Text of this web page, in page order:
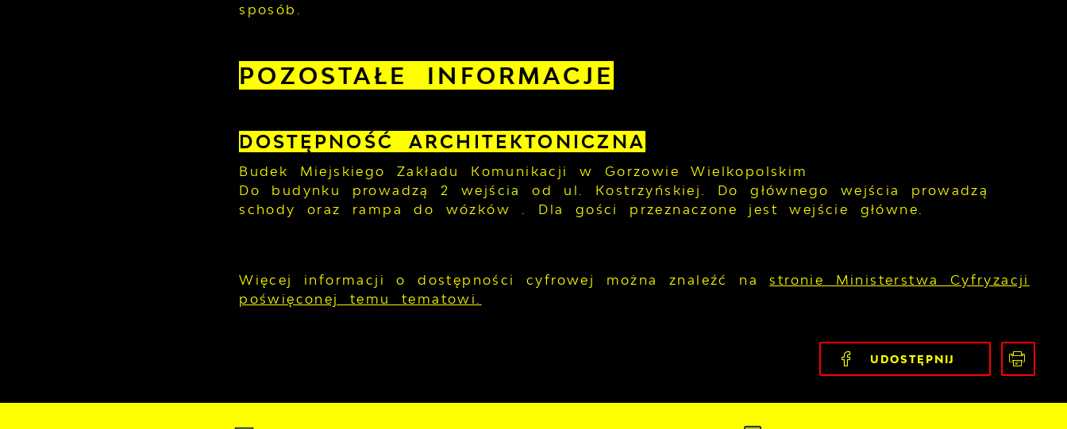
sposób.
POZOSTAŁE INFORMACJE
DOSTĘPNOŚĆ ARCHITEKTONICZNA
Budek Miejskiego Zakładu Komunikacji w Gorzowie Wielkopolskim
Do budynku prowadzą 2 wejścia od ul. Kostrzyńskiej. Do głównego wejścia prowadzą
schody oraz rampa do wózków . Dla gości przeznaczone jest wejście główne.
Więcej informacji o dostępności cyfrowej można znaleźć nastronie Ministerstwa Cyfryzacji
poświęconej temu tematowi.
UDOSTĘPNIJ